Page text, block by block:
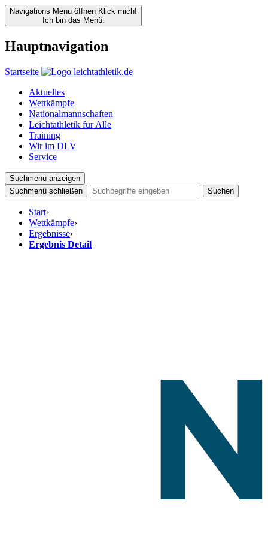
Navigations Menu öffnen Klick mich!
Ich bin das Menü.
Hauptnavigation
Startseite
Aktuelles
Wettkämpfe
Nationalmannschaften
Leichtathletik für Alle
Training
Wir im DLV
Service
Suchmenü anzeigen
Suchmenü schließen
Suchen
Start›
Wettkämpfe›
Ergebnisse›
Ergebnis Detail